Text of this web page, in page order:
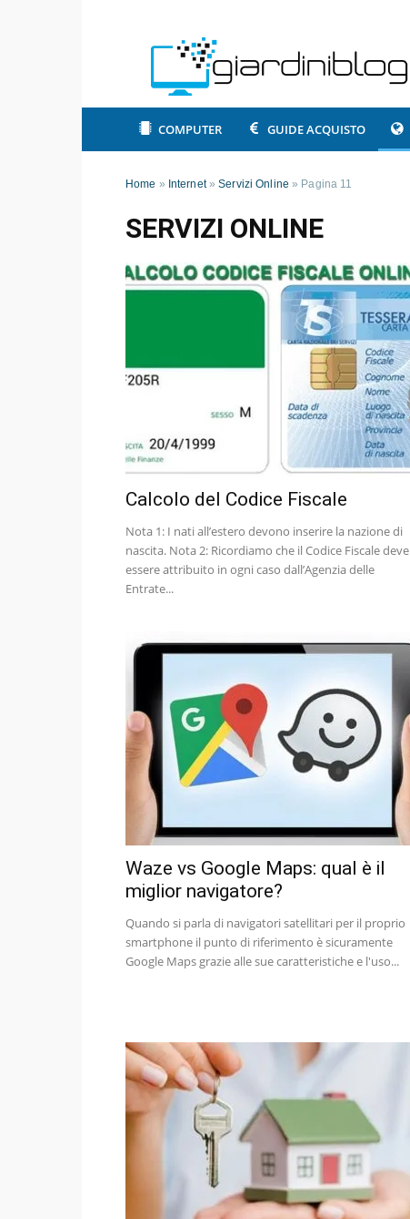
COMPUTER GUIDE ACQUISTO
Home » Internet»Servizi Online » Pagina 11
SERVIZI ONLINE
Calcolo del Codice Fiscale
Nota 1: I nati all’estero devono inserire la nazione di
nascita. Nota 2: Ricordiamo che il Codice Fiscale deve
essere attribuito in ogni caso dall’Agenzia delle
Entrate...
Waze vs Google Maps: qual è il
miglior navigatore?
Quando si parla di navigatori satellitari per il proprio
smartphone il punto di riferimento è sicuramente
Google Maps grazie alle sue caratteristiche e l'uso...